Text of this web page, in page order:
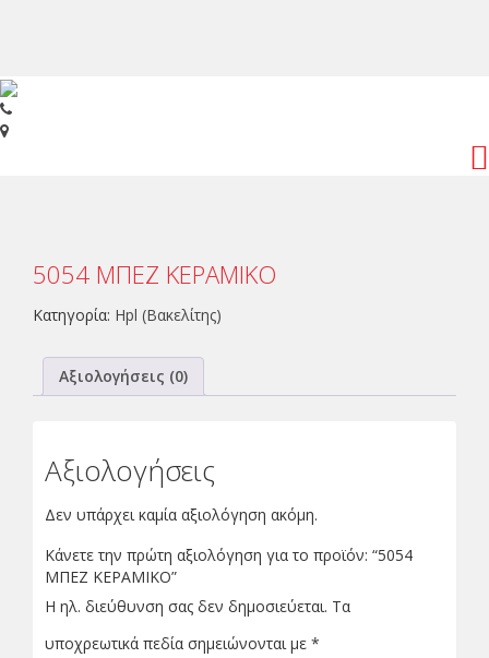
5054 ΜΠΕΖ ΚΕΡΑΜΙΚΟ
Κατηγορία: Hpl (Βακελίτης)
Αξιολογήσεις (0)
Αξιολογήσεις
Δεν υπάρχει καμία αξιολόγηση ακόμη.
Κάνετε την πρώτη αξιολόγηση για το προϊόν: “5054
ΜΠΕΖ ΚΕΡΑΜΙΚΟ”
Η ηλ. διεύθυνση σας δεν δημοσιεύεται. Τα
υποχρεωτικά πεδία σημειώνονται με *